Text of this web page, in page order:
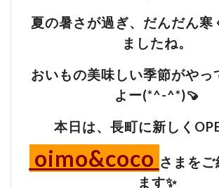
夏の暑さが過ぎ、だんだん寒
ましたね。
おいもの美味しい季節がやっ
よー(*^-^*)🍠
本日は、長町に新しく
oimo&coco さまを
ます✨